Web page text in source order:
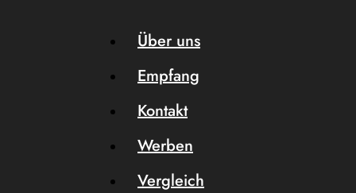
Über uns
Empfang
Kontakt
Werben
Vergleich